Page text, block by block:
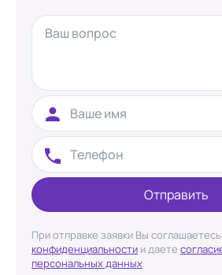
Отправить
При отправке заявки Вы
конфиденциальности и даете
персональных данных